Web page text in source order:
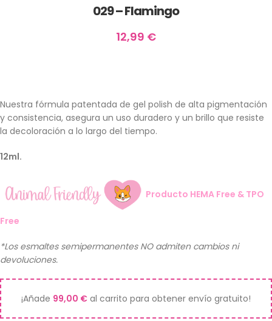
029 – Flamingo
12,99 €
Nuestra fórmula patentada de gel polish de alta pigmentación
y consistencia, asegura un uso duradero y un brillo que resiste
la decoloración a lo largo del tiempo.
12ml.
Producto HEMA Free & TPO
Free
*Los esmaltes semipermanentes NO admiten cambios ni
devoluciones.
¡Añade 99,00 € al carrito para obtener envío gratuito!